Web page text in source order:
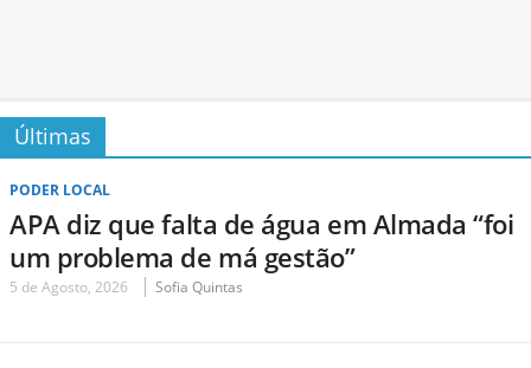
Últimas
PODER LOCAL
APA diz que falta de água em Almada “foi
um problema de má gestão”
5 de Agosto, 2026 Sofia Quintas